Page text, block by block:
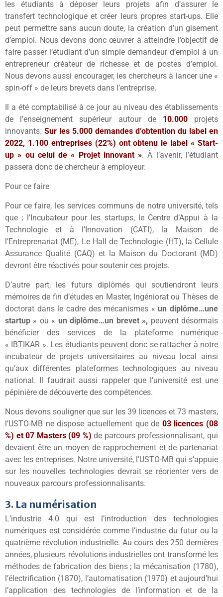
les étudiants à déposer leurs projets afin d’assurer le
transfert technologique et créer leurs propres start-ups. Elle
peut permettre sans aucun doute, la création d’un gisement
d’emploi. Nous devons donc œuvrer à atteindre l’objectif de
faire passer l’étudiant d’un simple demandeur d’emploi à un
entrepreneur créateur de richesse et de postes d’emploi.
Nous devons aussi encourager, les chercheurs à lancer une «
spin-off » de leurs brevets dans l’entreprise.
Il a été comptabilisé à ce jour au niveau des établissements
de l’enseignement supérieur autour de 10.000projets
innovants. Sur les 5.000 demandes d’obtention du label en
2022, 1.100 entreprises (22%) ont obtenu le label « Start-
up » ou celui de « Projet innovant ». À l’avenir, l’étudiant
passera donc de chercheur à employeur.
Pour ce faire
Pour ce faire, les services communs de notre université, tels
que ; l’Incubateur pour les startups, le Centre d’Appui à la
Technologie et à l’Innovation (CATI), la Maison de
l’Entreprenariat (ME), Le Hall de Technologie (HT), la Cellule
Assurance Qualité (CAQ) et la Maison du Doctorant (MD)
devront être réactivés pour soutenir ces projets.
D’autre part, les futurs diplômés qui soutiendront leurs
mémoires de fin d’études en Master, Ingéniorat ou Thèses de
doctorat dans le cadre des mécanismes «un diplôme…une
startup » ou « un diplôme…un brevet », peuvent désormais
bénéficier des services de la plateforme numérique
« IBTIKAR ». Les étudiants peuvent donc se rattacher à notre
incubateur de projets universitaires au niveau local ainsi
qu’aux différentes plateformes technologiques au niveau
national. Il faudrait aussi rappeler que l’université est une
pépinière de découverte des compétences.
Nous devons souligner que sur les 39 licences et 73 masters,
l’USTO-MB ne dispose actuellement que de 03 licences (08
%) et 07 Masters (09 %) de parcours professionnalisant, qui
devaient être un moyen de rapprochement et de partenariat
avec les entreprises. Notre université, l’USTO-MB qui s’appuie
sur les nouvelles technologies devrait se réorienter vers de
nouveaux parcours professionnalisants.
3. La numérisation
L’industrie 4.0 qui est l’introduction des technologies
numériques est considérée comme l’industrie du futur ou la
quatrième révolution industrielle. Au cours des 250 dernières
années, plusieurs révolutions industrielles ont transformé les
méthodes de fabrication des biens ; la mécanisation (1780),
l’électrification (1870), l’automatisation (1970) et aujourd’hui
l’application des technologies de l’information et de la